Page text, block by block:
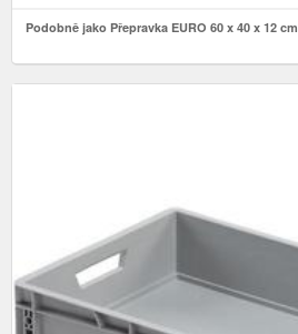
Podobně jako Přepravka EURO 60 x 40 x 12 cm